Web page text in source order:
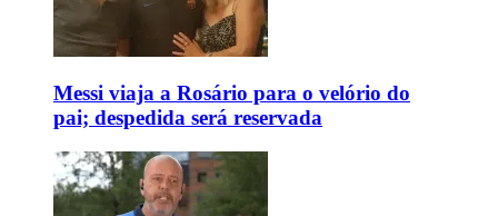
Messi viaja a Rosário para o velório do
pai; despedida será reservada